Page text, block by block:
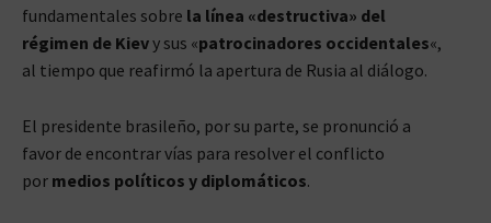
fundamentales sobre la línea «destructiva» del
régimen de Kievy sus «patrocinadores occidentales«,
al tiempo que reafirmó la apertura de Rusia al diálogo.
El presidente brasileño, por su parte, se pronunció a
favor de encontrar vías para resolver el conflicto
por medios políticos y diplomáticos.